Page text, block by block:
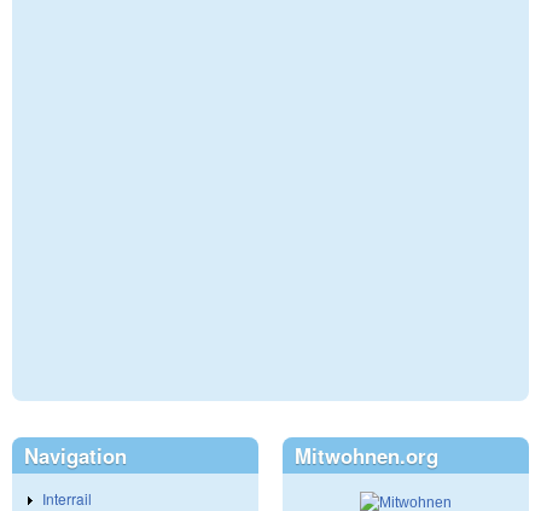
Navigation
Interrail
Mitwohnen.org